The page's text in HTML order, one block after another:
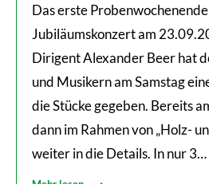
Das erste
Jubiläumskonzert am
Dirigent Alexander Beer hat
und Musikern am Samstag
die Stücke gegeben. Bereits
dann im Rahmen von „Holz-
weiter in die Details. In nur 3…